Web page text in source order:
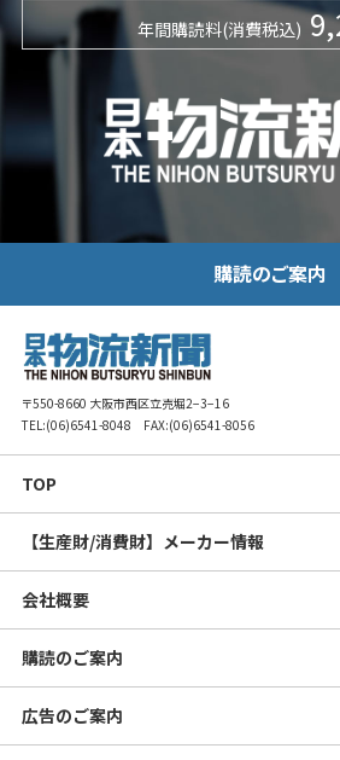
年間購読料(消費税込)
購読のご案内
〒550-8660 大阪市西区立売堀2−3−16
TEL:(06)6541-8048 FAX:(06)6541-8056
TOP
【生産財/消費財】メーカー情報
会社概要
購読のご案内
広告のご案内